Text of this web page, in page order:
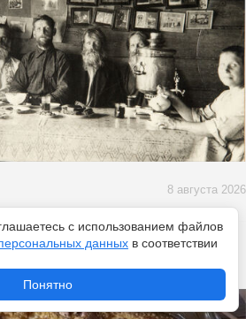
8 августа 2026
пирог на всю неделю готов –
с использованием файлов
данных в соответствии
Понятно